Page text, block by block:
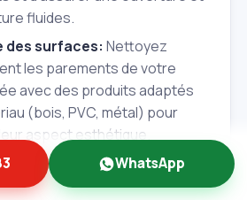
fluides.
des surfaces: Nettoyez
les parements de votre
avec des produits adaptés
(bois, PVC, métal) pour
aspect esthétique.
des gonds et paumelles:
temps, vérifiez que les
WhatsApp